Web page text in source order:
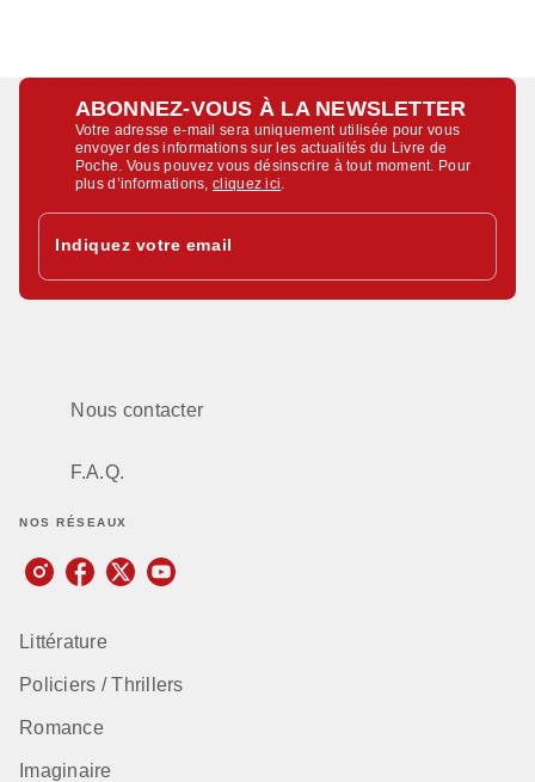
ABONNEZ-VOUS À LA NEWSLETTER
Votre adresse e-mail sera uniquement utilisée pour vous
envoyer des informations sur les actualités du Livre de
Poche. Vous pouvez vous désinscrire à tout moment. Pour
plus d’informations,cliquez ici
Indiquez votre email
Nous contacter
F.A.Q.
NOS RÉSEAUX
Littérature
Policiers / Thrillers
Romance
Imaginaire